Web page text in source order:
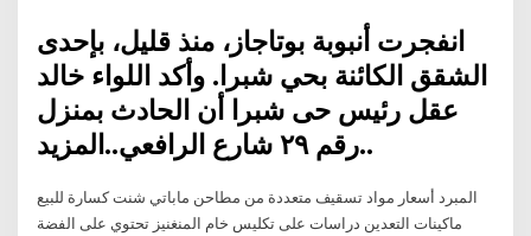
انفجرت أنبوبة بوتاجاز، منذ قليل، بإحدى
الشقق الكائنة بحي شبرا. وأكد اللواء خالد
عقل رئيس حى شبرا أن الحادث بمنزل
رقم ٢٩ شارع الرافعي..المزيد..
المبرد أسعار مواد تسقيف متعددة من مطاحن ماباتي شنت كسارة للبيع
ماكينات التعدين دراسات على تكليس خام المنغنيز تحتوي على الفضة